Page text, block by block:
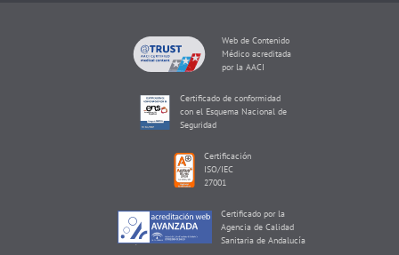
Web de Contenido
Médico acreditada
por la AACI
Certificado de conformidad
con el Esquema Nacional de
Seguridad
Certificación
ISO/IEC
27001
Certificado por la
Agencia de Calidad
Sanitaria de Andalucía